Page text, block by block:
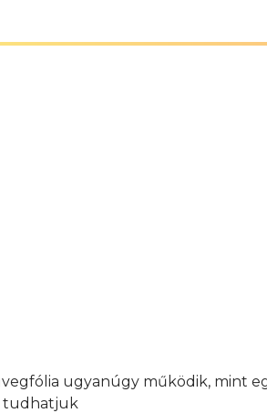
ugyanúgy működik, mint
tudhatjuk